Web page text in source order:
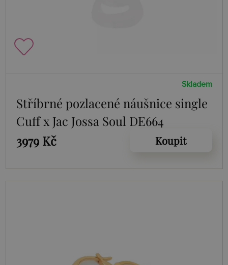
Skladem
Stříbrné pozlacené náušnice single
Cuff x Jac Jossa Soul DE664
3979 Kč
Koupit